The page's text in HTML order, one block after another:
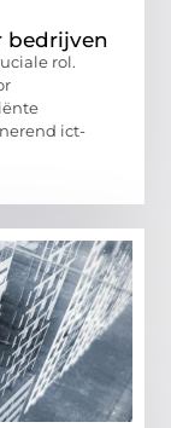
bedrijven
rol.
ict-